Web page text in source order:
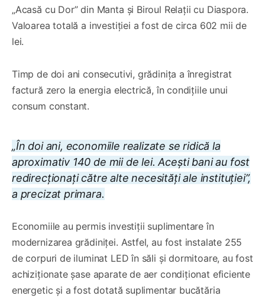
„Acasă cu Dor” din Manta și Biroul Relații cu Diaspora.
Valoarea totală a investiției a fost de circa 602 mii de
lei.
Timp de doi ani consecutivi, grădinița a înregistrat
factură zero la energia electrică, în condițiile unui
consum constant.
„În doi ani, economiile realizate se ridică la
aproximativ 140 de mii de lei. Acești bani au fost
redirecționați către alte necesități ale instituției”,
a precizat primara.
Economiile au permis investiții suplimentare în
modernizarea grădiniței. Astfel, au fost instalate 255
de corpuri de iluminat LED în săli și dormitoare, au fost
achiziționate șase aparate de aer condiționat eficiente
energetic și a fost dotată suplimentar bucătăria